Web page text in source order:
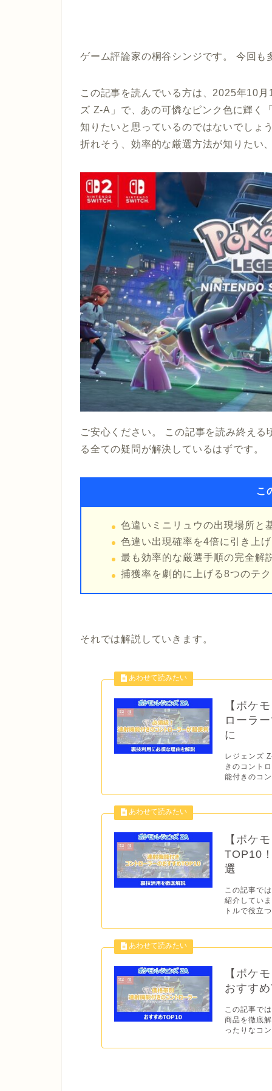
ゲーム評論家の桐谷シンジです。 今回
この記事を読んでいる方は、2025年10
ズ Z-A」で、あの可憐なピンク色に輝く
知りたいと思っているのではないでしょ
折れそう、効率的な厳選方法が知りたい
ご安心ください。 この記事を読み終え
る全ての疑問が解決しているはずです。
こ
色違いミニリュウの出現場所と
色違い出現確率を4倍に引き上
最も効率的な厳選手順の完全解
捕獲率を劇的に上げる8つのテ
それでは解説していきます。
【ポケ
ローラ
に
レジェンズ
きのコント
能付きのコ
【ポケ
TOP10
選
この記事で
紹介してい
トルで役立
【ポケ
おすす
この記事で
商品を徹底
ったりなコ